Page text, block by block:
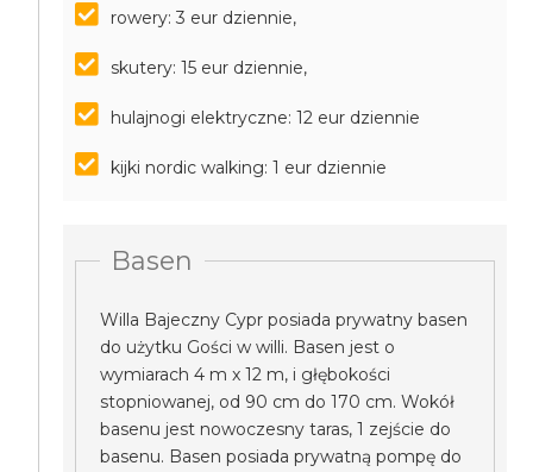
rowery: 3 eur dziennie,
skutery: 15 eur dziennie,
hulajnogi elektryczne: 12 eur dziennie
kijki nordic walking: 1 eur dziennie
Basen
Willa Bajeczny Cypr posiada prywatny basen
do użytku Gości w willi. Basen jest o
wymiarach 4 m x 12 m, i głębokości
stopniowanej, od 90 cm do 170 cm. Wokół
basenu jest nowoczesny taras, 1 zejście do
basenu. Basen posiada prywatną pompę do